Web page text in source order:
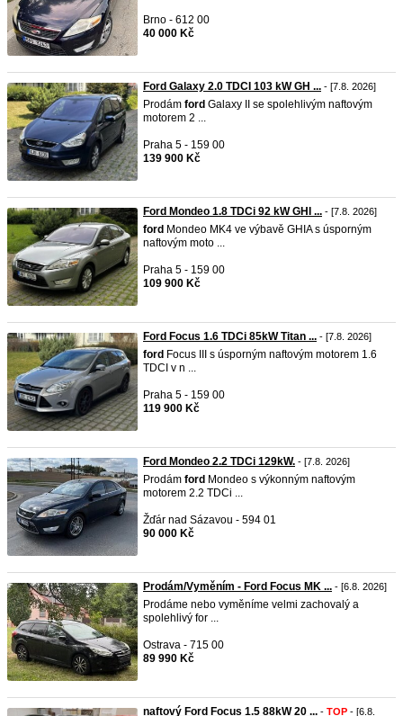
Brno - 612 00
40 000 Kč
Ford Galaxy 2.0 TDCI 103 kW GH ... - [7.8. 2026]
Prodám ford Galaxy II se spolehlivým naftovým
motorem 2 ...
Praha 5 - 159 00
139 900 Kč
Ford Mondeo 1.8 TDCi 92 kW GHI ... - [7.8. 2026]
ford Mondeo MK4 ve výbavě GHIA s úsporným
naftovým moto ...
Praha 5 - 159 00
109 900 Kč
Ford Focus 1.6 TDCi 85kW Titan ... - [7.8. 2026]
ford Focus III s úsporným naftovým motorem 1.6
TDCI v n ...
Praha 5 - 159 00
119 900 Kč
Ford Mondeo 2.2 TDCi 129kW. - [7.8. 2026]
Prodám ford Mondeo s výkonným naftovým
motorem 2.2 TDCi ...
Žďár nad Sázavou - 594 01
90 000 Kč
Prodám/Vyměním - Ford Focus MK ... - [6.8. 2026]
​Prodáme nebo vyměníme velmi zachovalý a
spolehlivý for ...
Ostrava - 715 00
89 990 Kč
naftový Ford Focus 1.5 88kW 20 ... - TOP - [6.8.